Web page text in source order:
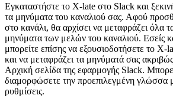
Εγκαταστήστε το X-late στο Slack και
τα μηνύματα του καναλιού σας. Αφού
στο κανάλι, θα αρχίσει να μεταφράζει όλα
μηνύματα των μελών του καναλιού. Εσείς
μπορείτε επίσης να εξουσιοδοτήσετε το X-
και να μεταφράζει τα μηνύματά σας
Αρχική σελίδα της εφαρμογής Slack.
διαμορφώσετε την προεπιλεγμένη γλώσσα
ρυθμίσεις.